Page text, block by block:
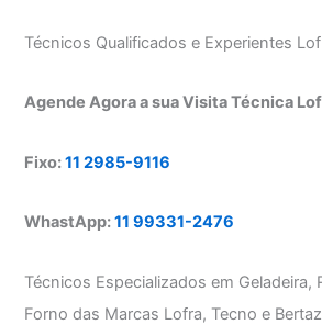
Técnicos Qualificados e Experientes
Agende Agora a sua Visita Técnica
Fixo:11 2985-9116
WhastApp:11 99331-2476
Técnicos Especializados em Geladeira,
Forno das Marcas Lofra, Tecno e